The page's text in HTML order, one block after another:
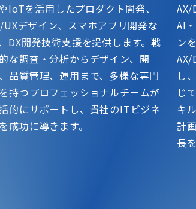
IoTを活用したプロダクト開発、
UXデザイン、スマホアプリ開発な
DX開発技術支援を提供します。戦
な調査・分析からデザイン、開
品質管理、運用まで、多様な専門
持つプロフェッショナルチームが
的にサポートし、貴社のITビジネ
成功に導きます。
AX/
AI
ン
AX/
し
じ
キ
計
長